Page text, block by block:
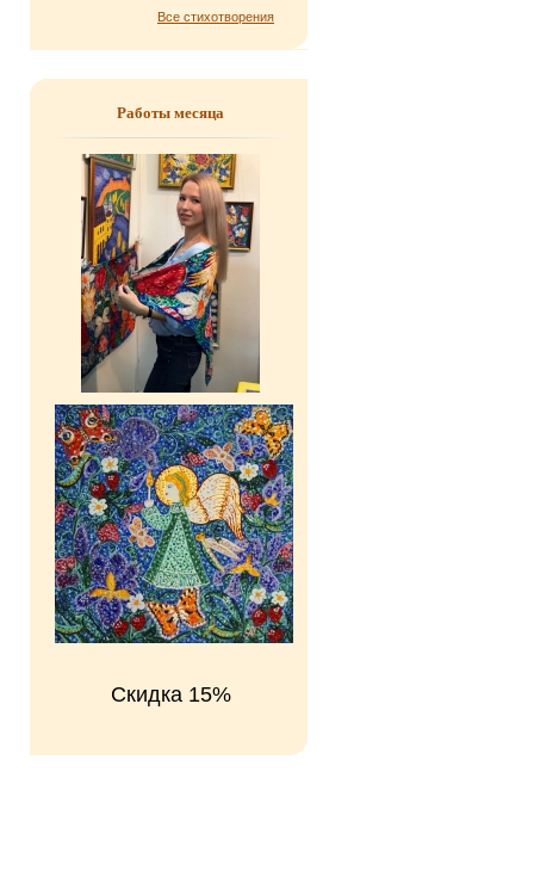
Все стихотворения
Работы месяца
Скидка 15%